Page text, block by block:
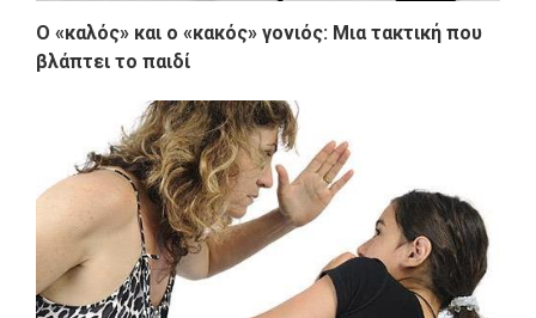
Ο «καλός» και ο «κακός» γονιός: Μια τακτική που
βλάπτει το παιδί